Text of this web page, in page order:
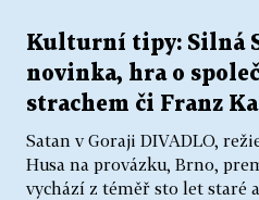
Kulturní tipy: Silná
novinka, hra o
strachem či Franz
Satan v Goraji DIVADLO,
Husa na provázku, Brno,
vychází z téměř sto let staré